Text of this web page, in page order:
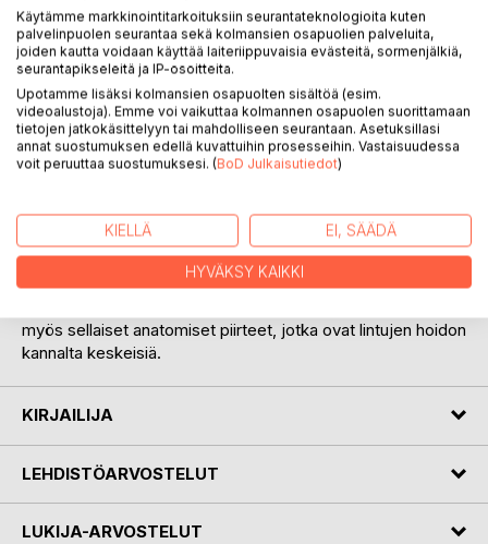
KUVAUS
anatomian ja niiden rakenteelliset erikoispiirteet.
Esimerkkilajeiksi on valittu pääosin lemmikkeinä ja
tuotantoeläiminä pidettyjä lajeja, koska niiden rakenne
tunnetaan parhaiten. Kirjassa keskitytään paljain silmin
myös sellaiset anatomiset piirteet, jotka ovat lintujen hoidon
kannalta keskeisiä.
KIRJAILIJA
LEHDISTÖARVOSTELUT
LUKIJA-ARVOSTELUT
Käytämme markkinointitarkoituksiin seurantateknologioita kuten
palvelinpuolen seurantaa sekä kolmansien osapuolien palveluita,
joiden kautta voidaan käyttää laiteriippuvaisia evästeitä, sormenjälkiä,
seurantapikseleitä ja IP-osoitteita.
Upotamme lisäksi kolmansien osapuolten sisältöä (esim.
videoalustoja). Emme voi vaikuttaa kolmannen osapuolen suorittamaan
tietojen jatkokäsittelyyn tai mahdolliseen seurantaan. Asetuksillasi
annat suostumuksen edellä kuvattuihin prosesseihin. Vastaisuudessa
voit peruuttaa suostumuksesi. (BoD Julkaisutiedot)
KIELLÄ EI, SÄÄDÄ
HYVÄKSY KAIKKI